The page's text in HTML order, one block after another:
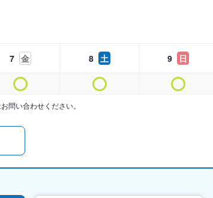
7 金 8 土 9 日
問い合わせください。